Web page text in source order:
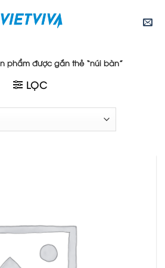
phẩm được gắn thẻ “núi bàn”
LỌC